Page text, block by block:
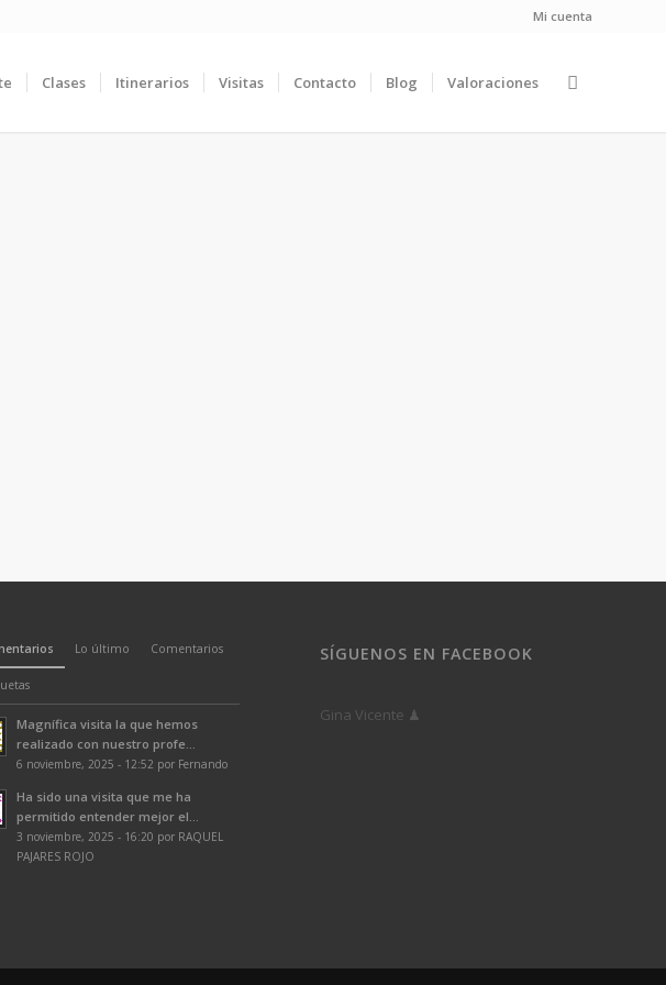
Mi cuenta
Clases Itinerarios Visitas Contacto Blog Valoraciones
Lo último Comentarios
Magnífica visita la que hemos
realizado con nuestro profe...
6 noviembre, 2025 - 12:52 por Fernando
Ha sido una visita que me ha
permitido entender mejor el...
3 noviembre, 2025 - 16:20 por RAQUEL
PAJARES ROJO
SÍGUENOS EN FACEBOOK
Gina Vicente ♟